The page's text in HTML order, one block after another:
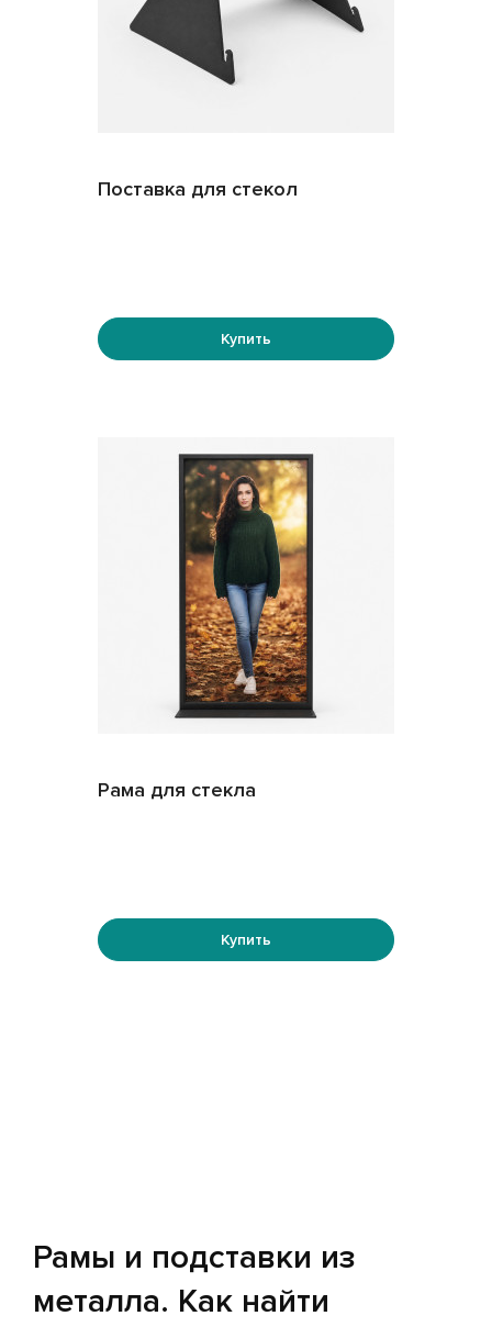
Поставка для стекол
Купить
Рама для стекла
Купить
Рамы и подставки из
металла. Как найти